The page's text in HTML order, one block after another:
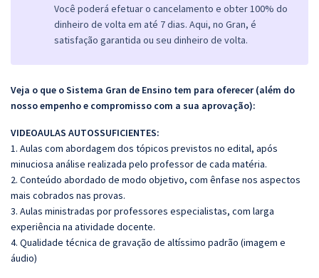
Você poderá efetuar o cancelamento e obter 100% do
dinheiro de volta em até 7 dias. Aqui, no Gran, é
satisfação garantida ou seu dinheiro de volta.
Veja o que o Sistema Gran de Ensino tem para oferecer (além do
nosso empenho e compromisso com a sua aprovação):
VIDEOAULAS AUTOSSUFICIENTES:
1. Aulas com abordagem dos tópicos previstos no edital, após
minuciosa análise realizada pelo professor de cada matéria.
2. Conteúdo abordado de modo objetivo, com ênfase nos aspectos
mais cobrados nas provas.
3. Aulas ministradas por professores especialistas, com larga
experiência na atividade docente.
4. Qualidade técnica de gravação de altíssimo padrão (imagem e
áudio)